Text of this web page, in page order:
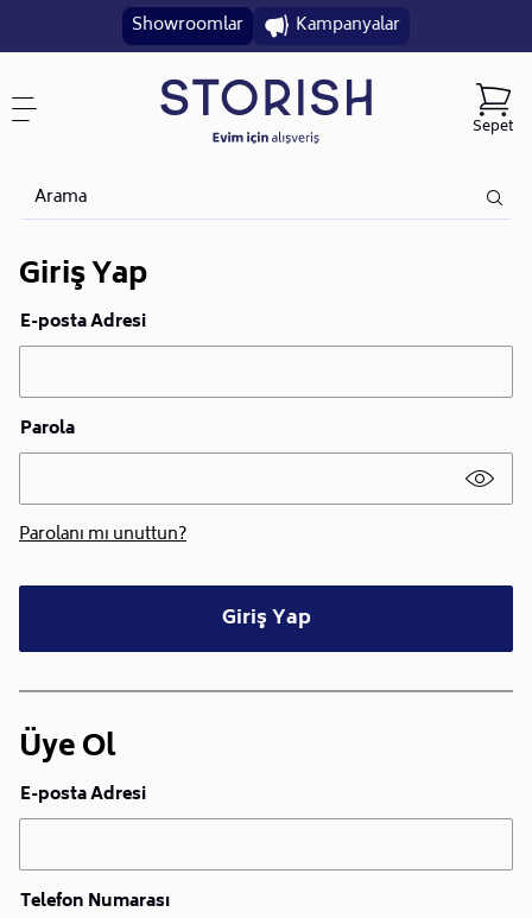
Showroomlar Kampanyalar
Sepet
Giriş Yap
E-posta Adresi
Parola
Parolanı mı unuttun?
Giriş Yap
Üye Ol
E-posta Adresi
Telefon Numarası